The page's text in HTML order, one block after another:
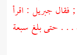
جبريل : اقرأ
. . . حتى بلغ سبعة